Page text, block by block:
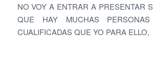
NO VOY A ENTRAR A PRESENTAR
QUE HAY MUCHAS
CUALIFICADAS QUE YO PARA ELLO,